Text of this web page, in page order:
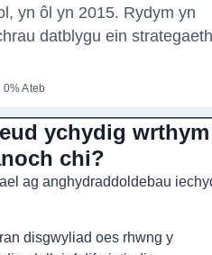
yn ôl yn 2015. Rydym yn
datblygu ein strategaeth
0% Ateb
ychydig wrthym
chi?
ag anghydraddoldebau
disgwyliad oes rhwng y